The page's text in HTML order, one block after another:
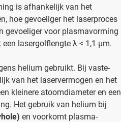
is afhankelijk van het
hoe gevoeliger het laserproces
gevoeliger voor plasmavorming
lasergolflengte λ < 1,1 µm.
helium gebruikt. Bij vaste-
van het laservermogen en het
kleinere atoomdiameter en een
Het gebruik van helium bij
en voorkomt plasma-